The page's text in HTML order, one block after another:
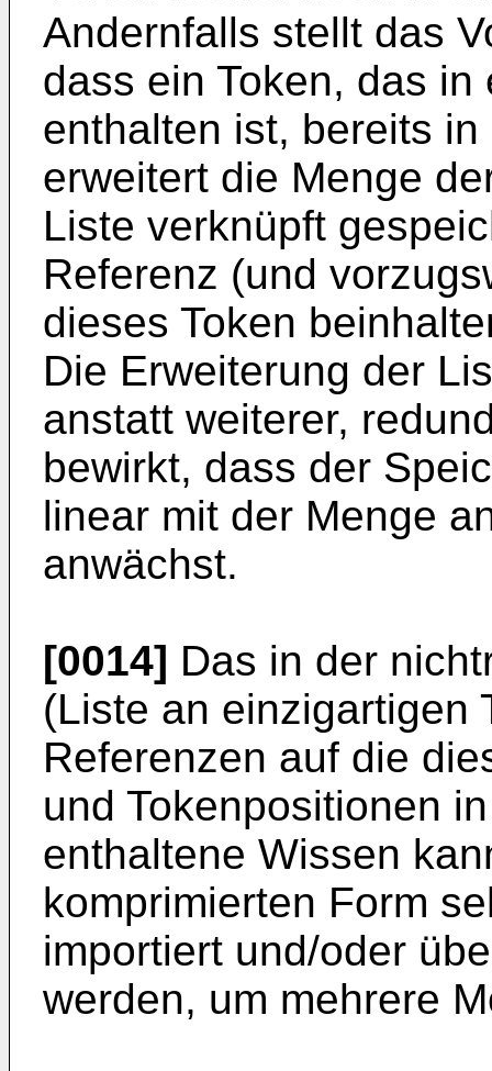
Andernfalls stellt das
dass ein Token, das
enthalten ist, bereits
erweitert die Menge
Liste verknüpft
Referenz (und
dieses Token
Die Erweiterung der
anstatt weiterer,
bewirkt, dass der
linear mit der Menge
anwächst.
[0014] Das in der
(Liste an einzigartigen
Referenzen auf die
und Tokenpositionen
enthaltene Wissen
komprimierten Form
importiert und/oder
werden, um mehrere